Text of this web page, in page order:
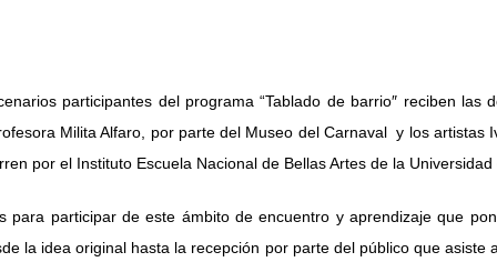
participantes del programa “Tablado de barrio″ reciben las
Milita Alfaro, por parte del Museo del Carnaval y los artistas
por el Instituto Escuela Nacional de Bellas Artes de la Universidad
para participar de este ámbito de encuentro y aprendizaje que
la idea original hasta la recepción por parte del público que asiste